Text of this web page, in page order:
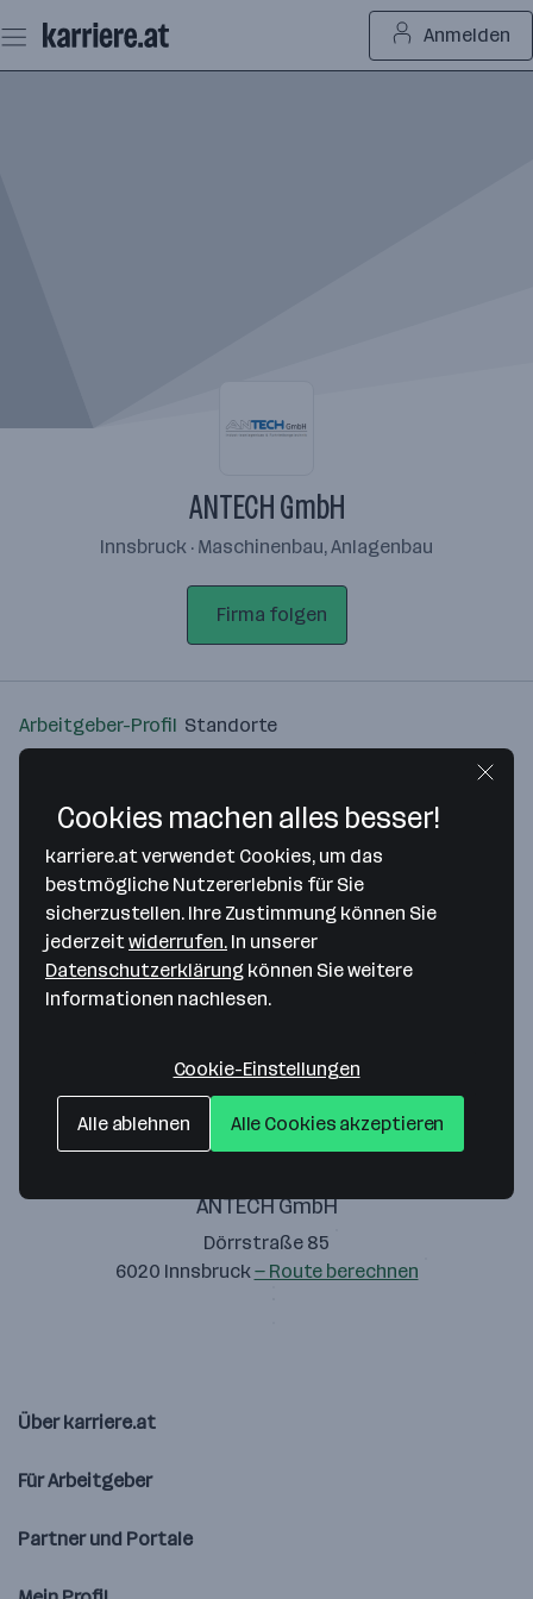
Seiteninhalt
springen
Anmelden
ANTECH GmbH
Innsbruck · Maschinenbau, Anlagenbau
Firma folgen
Arbeitgeber-Profil Standorte
Bitte stimme unseren Cookie-
Richtlinien zu, um diese Karte
anzuzeigen.
ANTECH GmbH
Dörrstraße 85
6020 Innsbruck— Route berechnen
Über karriere.at
Für Arbeitgeber
Partner und Portale
Cookies machen alles besser!
karriere.at verwendet Cookies, um das
bestmögliche Nutzererlebnis für Sie
sicherzustellen. Ihre Zustimmung können Sie
jederzeitwiderrufen. In unserer
Datenschutzerklärung können Sie weitere
Informationen nachlesen.
Cookie-Einstellungen
Alle ablehnen Alle Cookies akzeptieren